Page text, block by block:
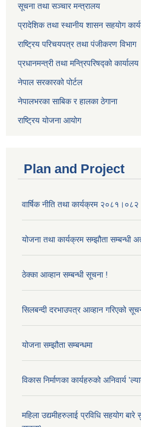
सूचना तथा सञ्चार मन्त्रालय
प्रादेशिक तथा स्थानीय शासन सहयोग
राष्ट्रिय परिचयपत्र तथा पंजीकरण विभाग
प्रधानमन्त्री तथा मन्त्रिपरिषद्को कार्यालय
नेपाल सरकारको पोर्टल
नेपालभरका साबिक र हालका ठेगाना
राष्ट्रिय योजना आयोग
Plan and Project
वार्षिक नीति तथा कार्यक्रम २०८१।०८२
योजना तथा कार्यक्रम सम्झौता सम्बन्धी
ठेक्का आव्हान सम्बन्धी सूचना !
सिलबन्दी दरभाउपत्र आव्हान गरिएको
योजना सम्झौता सम्बन्धमा
विकास निर्माणका कार्यहरुको अनिवार्य
महिला उद्यमीहरुलाई प्रविधि सहयोग